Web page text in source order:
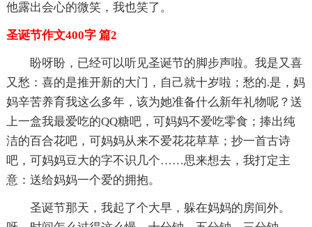
他露出会心的微笑，我也笑了。
圣诞节作文400字 篇2
盼呀盼，已经可以听见圣诞节的脚步声啦。我是又喜
又愁：喜的是推开新的大门，自己就十岁啦；愁的.是，妈
妈辛苦养育我这么多年，该为她准备什么新年礼物呢？送
上一盒我最爱吃的QQ糖吧，可妈妈不爱吃零食；捧出纯
洁的百合花吧，可妈妈从来不爱花花草草；抄一首古诗
吧，可妈妈豆大的字不识几个……思来想去，我打定主
意：送给妈妈一个爱的拥抱。
圣诞节那天，我起了个大早，躲在妈妈的房间外。